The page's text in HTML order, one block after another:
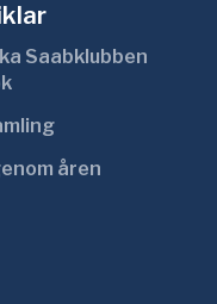
Saabklubben
åren